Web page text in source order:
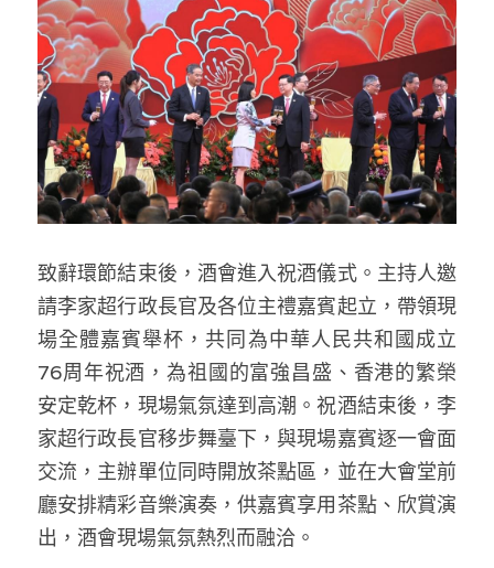
致辭環節結束後，酒會進入祝酒儀式。主持人邀
請李家超行政長官及各位主禮嘉賓起立，帶領現
場全體嘉賓舉杯，共同為中華人民共和國成立
76周年祝酒，為祖國的富強昌盛、香港的繁榮
安定乾杯，現場氣氛達到高潮。祝酒結束後，李
家超行政長官移步舞臺下，與現場嘉賓逐一會面
交流，主辦單位同時開放茶點區，並在大會堂前
廳安排精彩音樂演奏，供嘉賓享用茶點、欣賞演
出，酒會現場氣氛熱烈而融洽。